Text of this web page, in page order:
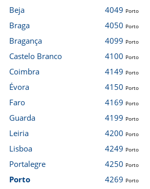
Beja
Braga
Bragança
Castelo Branco
Coimbra
Évora
Faro
Guarda
Leiria
Lisboa
Portalegre
Porto
4049 Porto
4050 Porto
4099 Porto
4100 Porto
4149 Porto
4150 Porto
4169 Porto
4199 Porto
4200 Porto
4249 Porto
4250 Porto
4269 Porto